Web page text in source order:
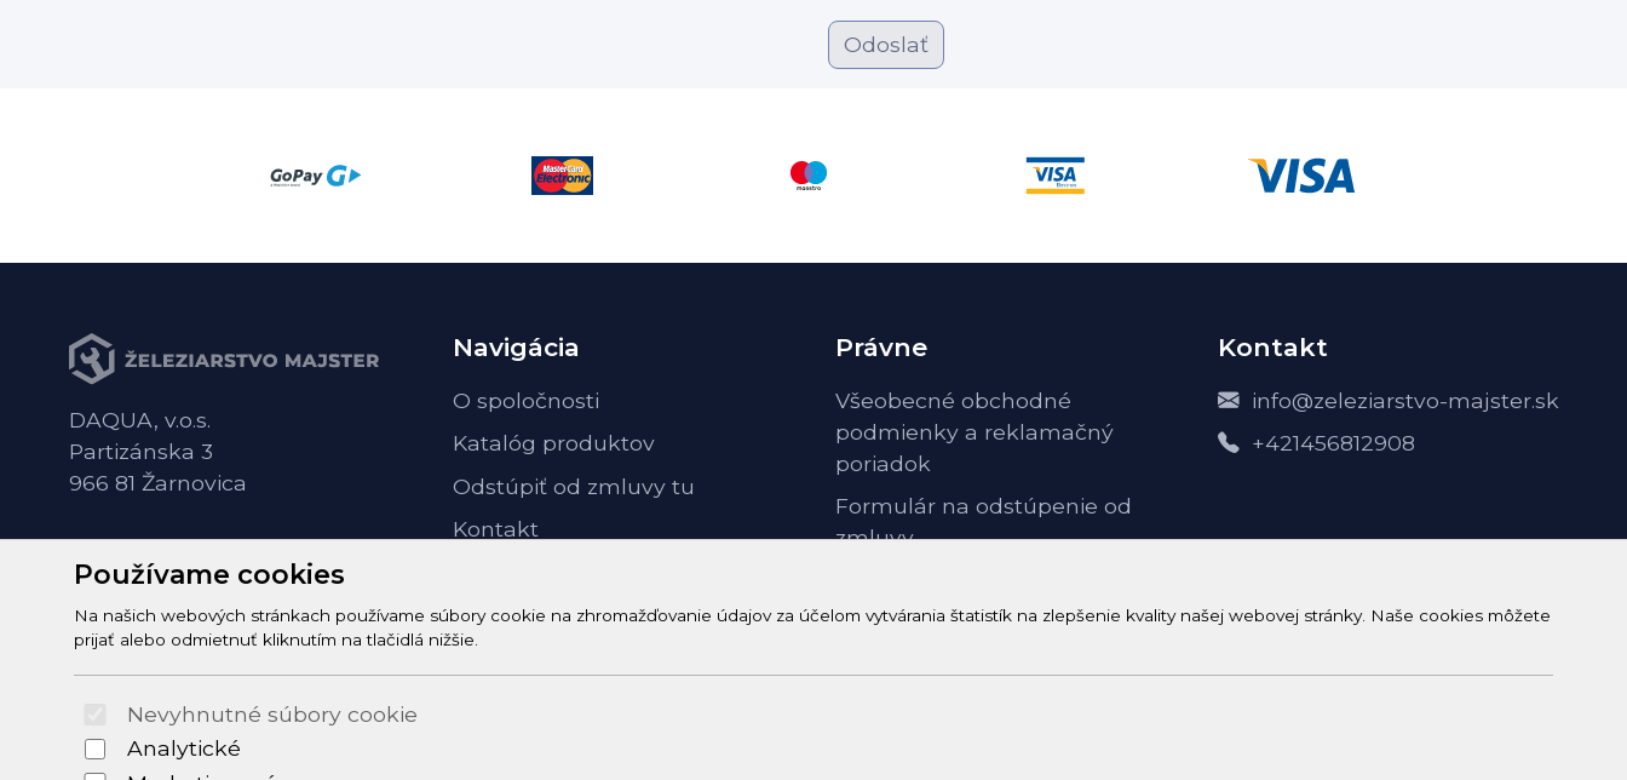
Odoslať
Používame cookies
Na našich webových stránkach používame súbory cookie na zhromažďovanie údajov za účelom vytvárania štatistík na zlepšenie kvality našej webovej stránky. Naše cookies môžete
prijať alebo odmietnuť kliknutím na tlačidlá nižšie.
Nevyhnutné súbory cookie
Analytické
DAQUA, v.o.s.
Partizánska 3
966 81 Žarnovica
Navigácia
O spoločnosti
Katalóg produktov
Odstúpiť od zmluvy tu
Kontakt
Právne
Všeobecné obchodné
podmienky a reklamačný
poriadok
Formulár na odstúpenie od
zmluvy
poučenie
Kontakt
info@zeleziarstvo-majster.sk
+421456812908